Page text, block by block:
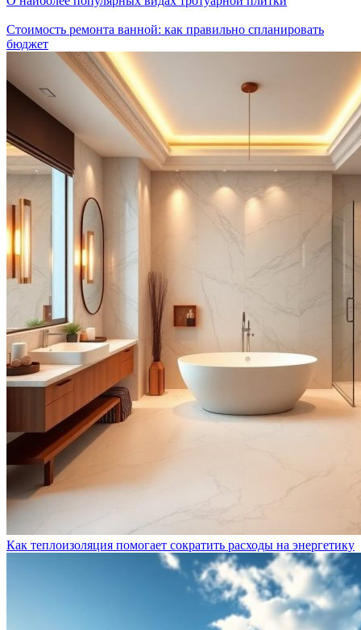
Стоимость ремонта ванной: как правильно спланировать
бюджет
Как теплоизоляция помогает сократить расходы на энергетику